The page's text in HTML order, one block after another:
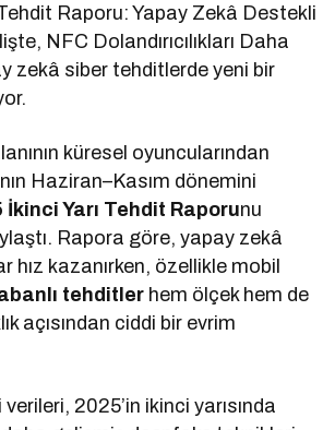
Raporu: Yapay Zekâ Destekli
NFC Dolandırıcılıkları Daha
zekâ siber tehditlerde yeni bir
küresel oyuncularından
Haziran–Kasım dönemini
İkinci Yarı Tehdit Raporunu
Rapora göre, yapay zekâ
hız kazanırken, özellikle mobil
tehditler hem ölçek hem de
açısından ciddi bir evrim
2025’in ikinci yarısında